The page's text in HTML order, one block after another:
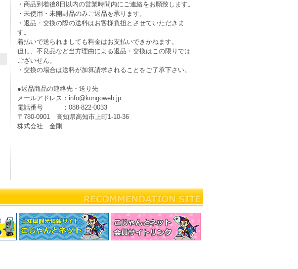
・商品到着後8日以内の営業時間内にご連絡をお願致します。
・未使用・未開封品のみご返品を承ります。
・返品・交換の際の送料はお客様負担とさせていただきま
す。
着払いで送られましても料金はお支払いできかねます。
但し、不良品など当方理由による返品・交換はこの限りでは
ございせん。
・交換の場合は送料が加算請求されることをご了承下さい。
●返品商品の連絡先・送り先
メールアドレス：info@kongoweb.jp
電話番号 ：088-822-0033
〒780-0901 高知県高知市上町1-10-36
株式会社 金剛